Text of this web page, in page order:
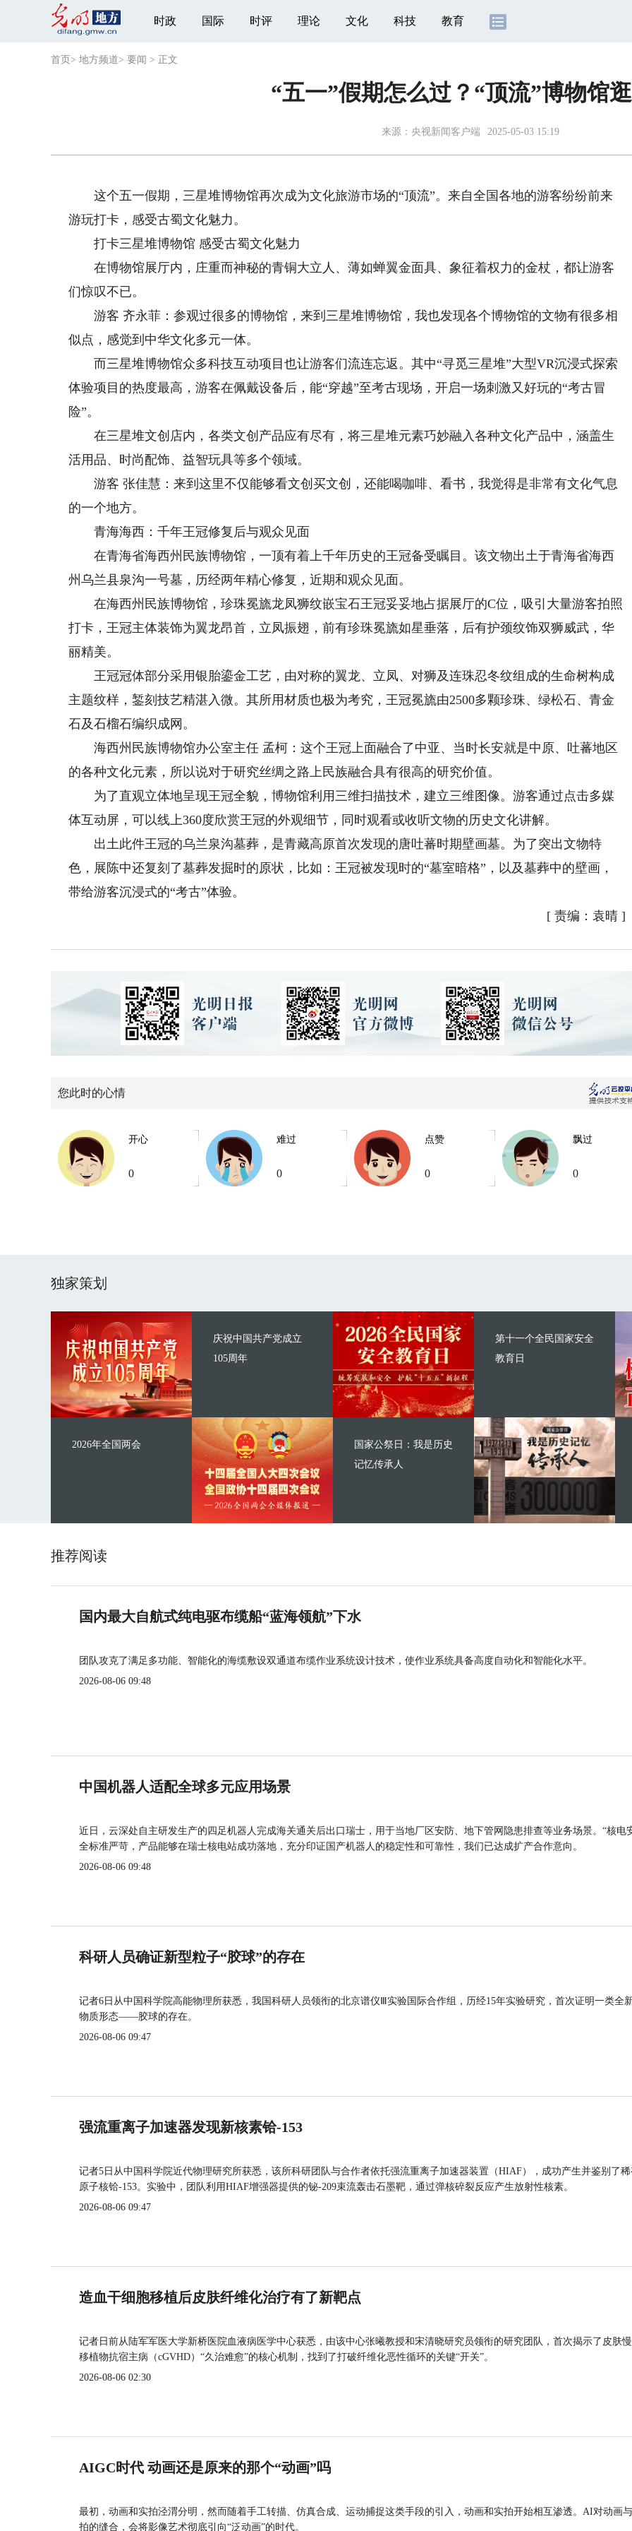
时政 国际 时评 理论 文化 科技 教育
首页 > 地方频道> 要闻 > 正文
“五一”假期怎么过？“顶流”博物馆
来源： 央视新闻客户端 2025-05-03 15:19
这个五一假期，三星堆博物馆再次成为文化旅游市场的“顶流”。来自全国各地的游客纷纷前来
游玩打卡，感受古蜀文化魅力。
打卡三星堆博物馆 感受古蜀文化魅力
在博物馆展厅内，庄重而神秘的青铜大立人、薄如蝉翼金面具、象征着权力的金杖，都让游客
们惊叹不已。
游客 齐永菲：参观过很多的博物馆，来到三星堆博物馆，我也发现各个博物馆的文物有很多相
似点，感觉到中华文化多元一体。
而三星堆博物馆众多科技互动项目也让游客们流连忘返。其中“寻觅三星堆”大型VR沉浸式探索
体验项目的热度最高，游客在佩戴设备后，能“穿越”至考古现场，开启一场刺激又好玩的“考古冒
险”。
在三星堆文创店内，各类文创产品应有尽有，将三星堆元素巧妙融入各种文化产品中，涵盖生
活用品、时尚配饰、益智玩具等多个领域。
游客 张佳慧：来到这里不仅能够看文创买文创，还能喝咖啡、看书，我觉得是非常有文化气息
的一个地方。
青海海西：千年王冠修复后与观众见面
在青海省海西州民族博物馆，一顶有着上千年历史的王冠备受瞩目。该文物出土于青海省海西
州乌兰县泉沟一号墓，历经两年精心修复，近期和观众见面。
在海西州民族博物馆，珍珠冕旒龙凤狮纹嵌宝石王冠妥妥地占据展厅的C位，吸引大量游客拍照
打卡，王冠主体装饰为翼龙昂首，立凤振翅，前有珍珠冕旒如星垂落，后有护颈纹饰双狮威武，华
丽精美。
王冠冠体部分采用银胎鎏金工艺，由对称的翼龙、立凤、对狮及连珠忍冬纹组成的生命树构成
主题纹样，錾刻技艺精湛入微。其所用材质也极为考究，王冠冕旒由2500多颗珍珠、绿松石、青金
石及石榴石编织成网。
海西州民族博物馆办公室主任 孟柯：这个王冠上面融合了中亚、当时长安就是中原、吐蕃地区
的各种文化元素，所以说对于研究丝绸之路上民族融合具有很高的研究价值。
为了直观立体地呈现王冠全貌，博物馆利用三维扫描技术，建立三维图像。游客通过点击多媒
体互动屏，可以线上360度欣赏王冠的外观细节，同时观看或收听文物的历史文化讲解。
出土此件王冠的乌兰泉沟墓葬，是青藏高原首次发现的唐吐蕃时期壁画墓。为了突出文物特
色，展陈中还复刻了墓葬发掘时的原状，比如：王冠被发现时的“墓室暗格”，以及墓葬中的壁画，
带给游客沉浸式的“考古”体验。
[ 责编：袁晴]
您此时的心情
开心
0
难过
0
点赞
0
飘过
0
独家策划
庆祝中国共产党成立
105周年
2026年全国两会
第十一个全民国家安全
教育日
国家公祭日：我是历史
记忆传承人
推荐阅读
国内最大自航式纯电驱布缆船“蓝海领航”下水
团队攻克了满足多功能、智能化的海缆敷设双通道布缆作业系统设计技术，使作业系统具备高度自动化和智能化水平。
2026-08-06 09:48
中国机器人适配全球多元应用场景
近日，云深处自主研发生产的四足机器人完成海关通关后出口瑞士，用于当地厂区安防、地下管网隐患排查等业务场景。“核电
全标准严苛，产品能够在瑞士核电站成功落地，充分印证国产机器人的稳定性和可靠性，我们已达成扩产合作意向。
2026-08-06 09:48
科研人员确证新型粒子“胶球”的存在
记者6日从中国科学院高能物理所获悉，我国科研人员领衔的北京谱仪Ⅲ实验国际合作组，历经15年实验研究，首次证明一类全
物质形态——胶球的存在。
2026-08-06 09:47
强流重离子加速器发现新核素铪-153
记者5日从中国科学院近代物理研究所获悉，该所科研团队与合作者依托强流重离子加速器装置（HIAF），成功产生并鉴别了
原子核铪-153。实验中，团队利用HIAF增强器提供的铋-209束流轰击石墨靶，通过弹核碎裂反应产生放射性核素。
2026-08-06 09:47
造血干细胞移植后皮肤纤维化治疗有了新靶点
记者日前从陆军军医大学新桥医院血液病医学中心获悉，由该中心张曦教授和宋清晓研究员领衔的研究团队，首次揭示了皮肤
移植物抗宿主病（cGVHD）“久治难愈”的核心机制，找到了打破纤维化恶性循环的关键“开关”。
2026-08-06 02:30
AIGC时代 动画还是原来的那个“动画”吗
最初，动画和实拍泾渭分明，然而随着手工转描、仿真合成、运动捕捉这类手段的引入，动画和实拍开始相互渗透。AI对动画
拍的缝合，会将影像艺术彻底引向“泛动画”的时代。